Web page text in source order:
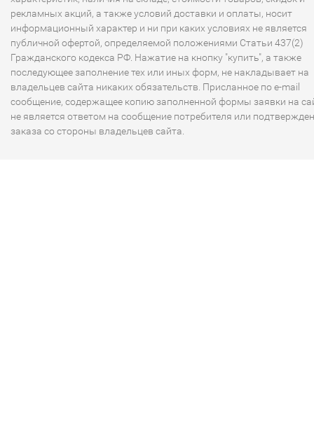
рекламных акций, а также условий доставки и оплаты, носит
информационный характер и ни при каких условиях не является
публичной офертой, определяемой положениями Статьи 437(2)
Гражданского кодекса РФ. Нажатие на кнопку "купить", а также
последующее заполнение тех или иных форм, не накладывает на
владельцев сайта никаких обязательств. Присланное по e-mail
сообщение, содержащее копию заполненной формы заявки на
не является ответом на сообщение потребителя или
заказа со стороны владельцев сайта.